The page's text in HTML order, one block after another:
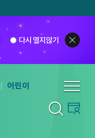
다시 열지않기
어린이